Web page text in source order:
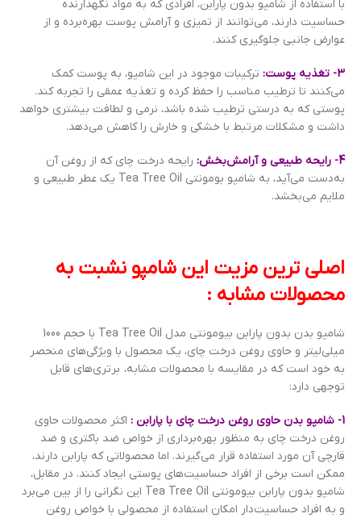
با استفاده از شامپو بدون پارابن، افرادی که به مواد نگهدارنده
حساسیت دارند، می‌توانند از تمیزی و آرامش پوست بهره‌برده و از
عوارض جانبی جلوگیری کنند.
3- تغذیه پوست:
ترکیبات موجود در این شامپو، به پوست کمک
می‌کنند تا ترطیب مناسب را حفظ کرده و تغذیه عمقی را تجربه کند.
پوستی که به درستی ترطیب شده باشد، نرمی و لطافت بیشتری خواهد
داشت و مشکلات مرتبط با خشکی و خارش را کاهش می‌دهد.
4- رایحه طبیعی و آرامش‌بخش:
رایحه درخت چای که از روغن آن
به‌دست می‌آید، به شامپو بومونتی Tea Tree Oil یک عطر طبیعی و
ملایم می‌بخشد.
اصلی ترین مزیت این شامپو نشبت به
محصولات مشابه :
شامپو بدن بدون پارابن بیومونتی مدل Tea Tree Oil با حجم 1000
میلی‌لیتر و حاوی روغن درخت چای، یک محصول با ویژگی‌های منحصر
به خود است که در مقایسه با محصولات مشابه، برتری‌های قابل
توجهی دارد:
1- شامپو بدن حاوی روغن درخت چای با پارابن :
اکثر محصولات حاوی
روغن درخت چای به منظور بهره‌برداری از خواص ضد باکتری و ضد
قارچی آن مورد استفاده قرار می‌گیرند. اما محصولاتی که پارابن دارند،
ممکن است برخی از افراد حساسیت‌های پوستی ایجاد کنند. در مقابل،
شامپو بدون پارابن بیومونتی Tea Tree Oil این نگرانی را از بین می‌برد
و به افراد حساسیت‌دار امکان استفاده از محصولی با خواص روغن